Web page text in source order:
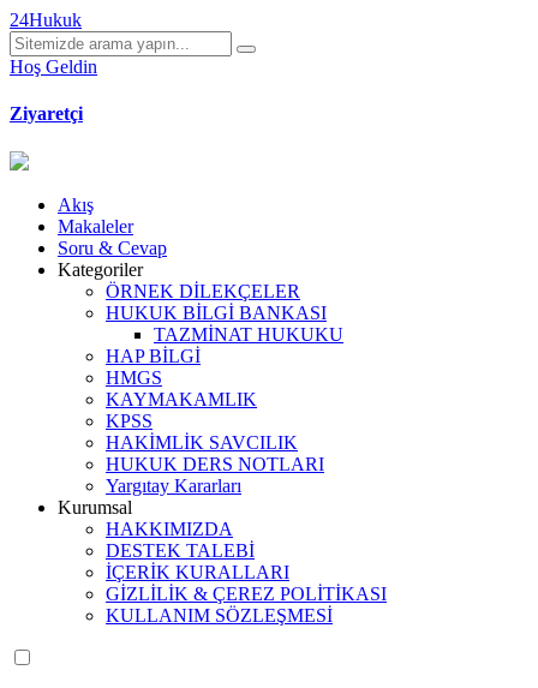
24Hukuk
Hoş Geldin
Ziyaretçi
Akış
Makaleler
Soru & Cevap
Kategoriler
ÖRNEK DİLEKÇELER
HUKUK BİLGİ BANKASI
TAZMİNAT HUKUKU
HAP BİLGİ
HMGS
KAYMAKAMLIK
KPSS
HAKİMLİK SAVCILIK
HUKUK DERS NOTLARI
Yargıtay Kararları
Kurumsal
HAKKIMIZDA
DESTEK TALEBİ
İÇERİK KURALLARI
GİZLİLİK & ÇEREZ POLİTİKASI
KULLANIM SÖZLEŞMESİ